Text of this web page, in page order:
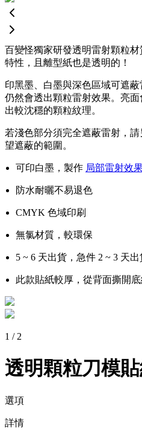
百變怪獨家研發透明雷射顆粒
特性，且離型紙也是透明的！
印黑墨、白墨與深色區域可遮
仍然會透出顆粒雷射效果。亮
出較沈穩的顆粒紋理。
若淺色部分須完全遮蔽雷射，
望遮蔽的範圍。
可印白墨，製作 局部雷射效
防水耐曬不易退色
CMYK 色域印刷
無氯材質，較環保
5 ~ 6 天出貨，急件 2 ~ 3 天
此款貼紙較厚，從背面撕開底
1 / 2
透明顆粒刀模
選項
詳情